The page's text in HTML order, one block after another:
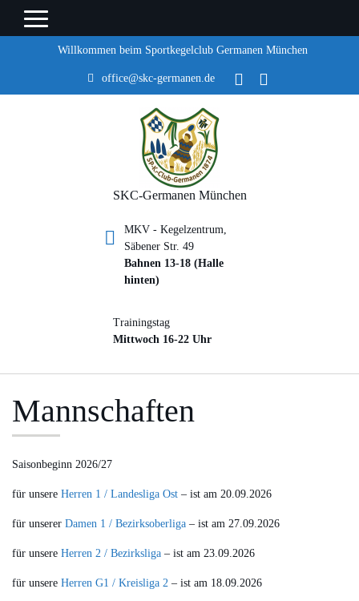
Willkommen beim Sportkegelclub Germanen München
office@skc-germanen.de
SKC-Germanen München
MKV - Kegelzentrum,
Säbener Str. 49
Bahnen 13-18 (Halle
hinten)
Trainingstag
Mittwoch 16-22 Uhr
Mannschaften
Saisonbeginn 2026/27
für unsere Herren 1 / Landesliga Ost – ist am 20.09.2026
für unserer Damen 1 / Bezirksoberliga – ist am 27.09.2026
für unsere Herren 2 / Bezirksliga – ist am 23.09.2026
für unsere Herren G1 / Kreisliga 2 – ist am 18.09.2026